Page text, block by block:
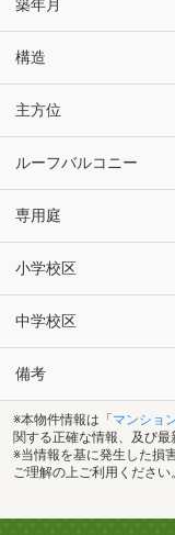
築年月
構造
主方位
ルーフバルコニー
専用庭
小学校区
中学校区
備考
※本物件情報は「 マンショ
関する正確な情報、及び最
※当情報を基に発生した損
ご理解の上ご利用ください。